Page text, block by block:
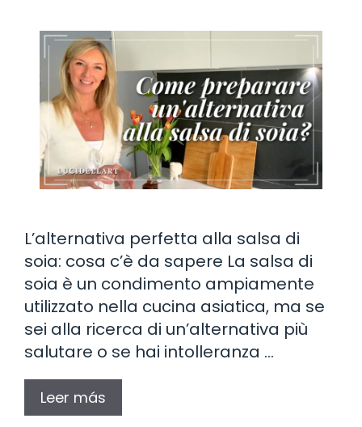
L’alternativa perfetta alla salsa di
soia: cosa c’è da sapere La salsa di
soia è un condimento ampiamente
utilizzato nella cucina asiatica, ma se
sei alla ricerca di un’alternativa più
salutare o se hai intolleranza …
Leer más